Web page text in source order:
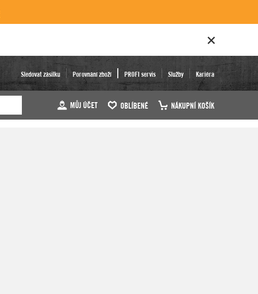
Sledovat zásilku Porovnání zboží PROFI servis Služby Kariéra
MŮJ ÚČET OBLÍBENÉ NÁKUPNÍ KOŠÍK